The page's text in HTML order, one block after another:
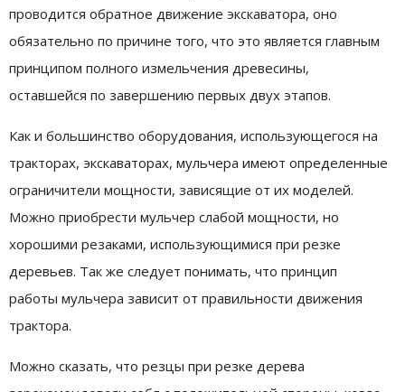
проводится обратное движение экскаватора, оно
обязательно по причине того, что это является главным
принципом полного измельчения древесины,
оставшейся по завершению первых двух этапов.
Как и большинство оборудования, использующегося на
тракторах, экскаваторах, мульчера имеют определенные
ограничители мощности, зависящие от их моделей.
Можно приобрести мульчер слабой мощности, но
хорошими резаками, использующимися при резке
деревьев. Так же следует понимать, что принцип
работы мульчера зависит от правильности движения
трактора.
Можно сказать, что резцы при резке дерева